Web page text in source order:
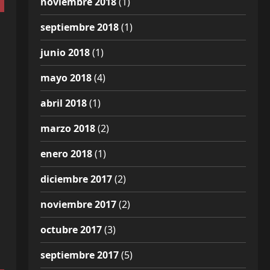
septiembre 2018(1)
junio 2018(1)
mayo 2018(4)
abril 2018(1)
marzo 2018(2)
enero 2018(1)
diciembre 2017(2)
noviembre 2017(2)
octubre 2017(3)
septiembre 2017(5)